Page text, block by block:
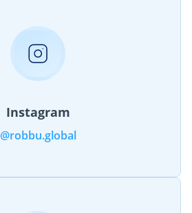
Instagram
@robbu.global